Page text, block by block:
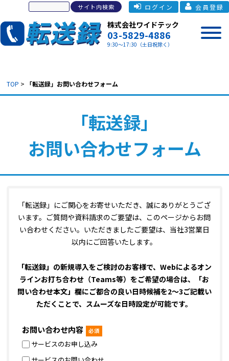
ログイン 会員登録
株式会社ワイドテック
03-5829-4886
9:30～17:30（土日祝除く）
TOP > 「転送録」お問い合わせフォーム
「転送録」
お問い合わせフォーム
「転送録」にご関心をお寄せいただき、誠にありがとうござ
います。 ご質問や資料請求のご要望は、このページからお問
い合わせください。 いただきましたご要望は、当社3営業日
以内にご回答いたします。
「転送録」の新規導入をご検討のお客様で、Webによるオン
ラインお打ち合わせ（Teams等）をご希望の場合は、
「お
問い合わせ本文」欄にご都合の良い日時候補を2～3ご記載い
ただくことで、スムーズな日時設定が可能です。
お問い合わせ内容 必須
サービスのお申し込み